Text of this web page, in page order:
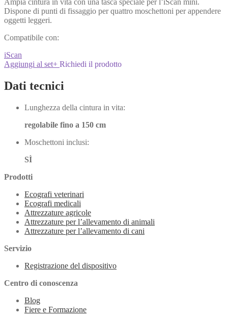
Ampia cintura in vita con una tasca speciale per l’iScan mini.
Dispone di punti di fissaggio per quattro moschettoni per appendere
oggetti leggeri.
Compatibile con:
iScan
Aggiungi al set+ Richiedi il prodotto
Dati tecnici
Lunghezza della cintura in vita:
regolabile fino a 150 cm
Moschettoni inclusi:
SÌ
Prodotti
Ecografi veterinari
Ecografi medicali
Attrezzature agricole
Attrezzature per l’allevamento di animali
Attrezzature per l’allevamento di cani
Servizio
Registrazione del dispositivo
Centro di conoscenza
Blog
Fiere e Formazione